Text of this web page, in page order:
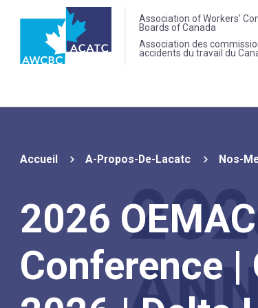
Association of Workers'
Boards of Canada
Association des
accidents du travail du
Accueil A-Propos-De-Lacatc Nos-
2026
Conference |